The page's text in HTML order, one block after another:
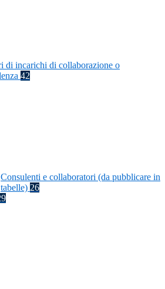
di incarichi di collaborazione o
42
Consulenti e collaboratori (da pubblicare in
tabelle) 26